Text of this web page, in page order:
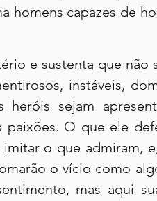
homens capazes de
e sustenta que não
instáveis,
sejam
paixões. O que ele
o que admiram,
o vício como
mas aqui